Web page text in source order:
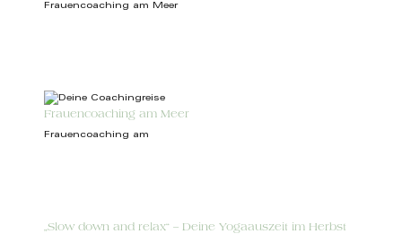
Frauencoaching am Meer
Frauencoaching am Meer
Frauencoaching am
„Slow down and relax“ – Deine Yogaauszeit im Herbst